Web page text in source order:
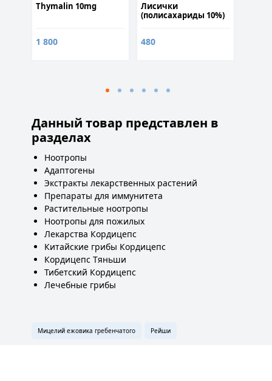
Thymalin 10mg
1 800
Лисички
(полисахариды 10%)
480
Данный товар представлен в
разделах
Ноотропы
Адаптогены
Экстракты лекарственных растений
Препараты для иммунитета
Растительные ноотропы
Ноотропы для пожилых
Лекарства Кордицепс
Китайские грибы Кордицепс
Кордицепс Тяньши
Тибетский Кордицепс
Лечебные грибы
Мицелий ежовика гребенчатого Рейши